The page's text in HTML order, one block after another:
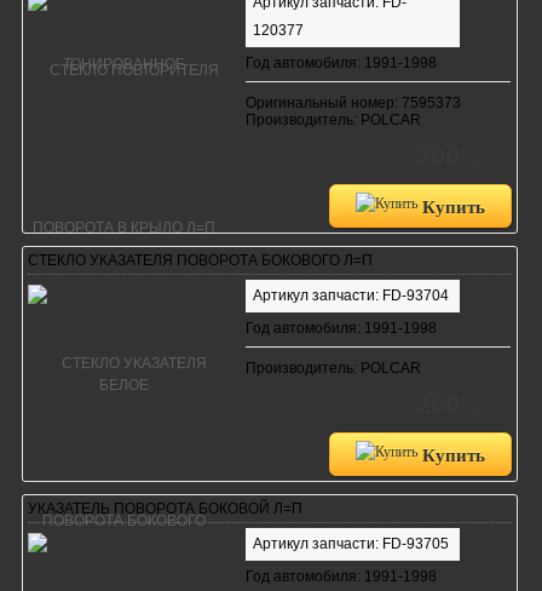
120377
Год автомобиля: 1991-1998
Оригинальный номер: 7595373
Производитель: POLCAR
Купить
СТЕКЛО УКАЗАТЕЛЯ ПОВОРОТА БОКОВОГО Л=П
Артикул запчасти: FD-93704
Год автомобиля: 1991-1998
Производитель: POLCAR
Купить
УКАЗАТЕЛЬ ПОВОРОТА БОКОВОЙ Л=П
Артикул запчасти: FD-93705
Год автомобиля: 1991-1998